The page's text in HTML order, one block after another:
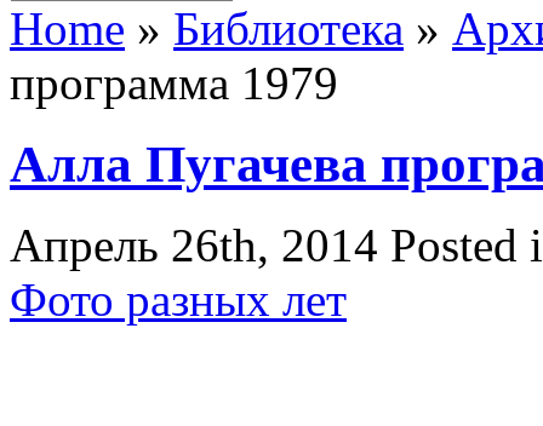
Home » Библиотека »
программа 1979
Алла Пугачева
Апрель 26th, 2014 Posted
Фото разных лет